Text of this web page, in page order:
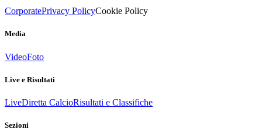
CorporatePrivacy PolicyCookie Policy
Media
VideoFoto
Live e Risultati
LiveDiretta CalcioRisultati e Classifiche
Sezioni